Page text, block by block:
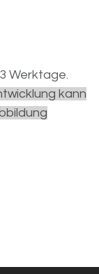
Werktage.
kann